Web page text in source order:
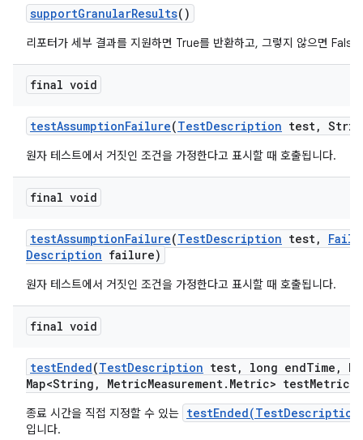
supportGranularResults()
리포터가 세부 결과를 지원하면 True를 반환하고, 그렇지 않으면 False
final void
testAssumptionFailure(TestDescription test,
원자 테스트에서 거짓인 조건을 가정한다고 표시할 때 호출됩니다.
final void
testAssumptionFailure(TestDescription test,
Description failure)
원자 테스트에서 거짓인 조건을 가정한다고 표시할 때 호출됩니다.
final void
testEnded(TestDescription test, long endTime ,
Map<String , MetricMeasurement. Metric> testMetrics)
종료 시간을 직접 지정할 수 있는
입니다.